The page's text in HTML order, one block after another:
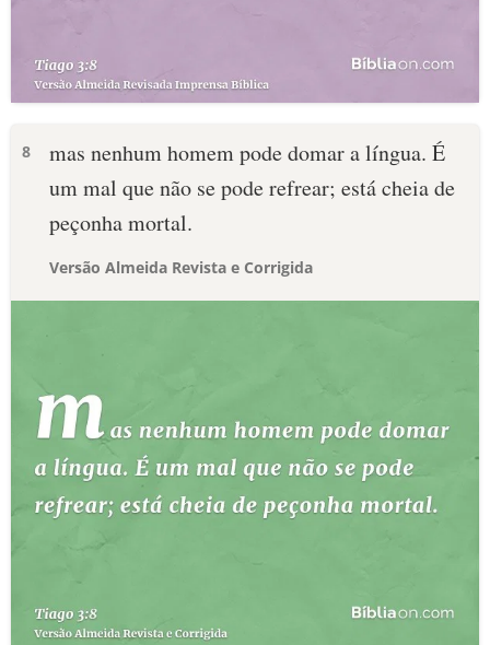
8
mas nenhum homem pode domar a língua. É
um mal que não se pode refrear; está cheia de
peçonha mortal.
Versão Almeida Revista e Corrigida